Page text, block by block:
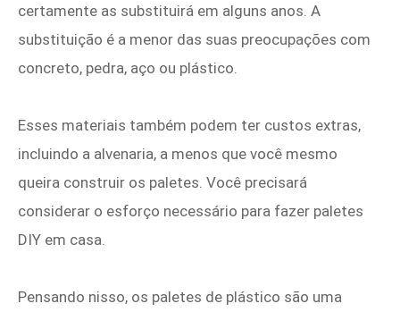
certamente as substituirá em alguns anos. A
substituição é a menor das suas preocupações com
concreto, pedra, aço ou plástico.
Esses materiais também podem ter custos extras,
incluindo a alvenaria, a menos que você mesmo
queira construir os paletes. Você precisará
considerar o esforço necessário para fazer paletes
DIY em casa.
Pensando nisso, os paletes de plástico são uma